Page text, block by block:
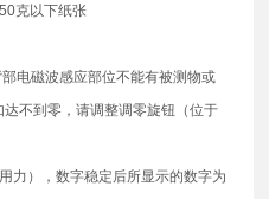
克以下纸张
电磁波感应部位不能有被测物或
不到零，请调整调零旋钮（位于
力），数字稳定后所显示的数字为